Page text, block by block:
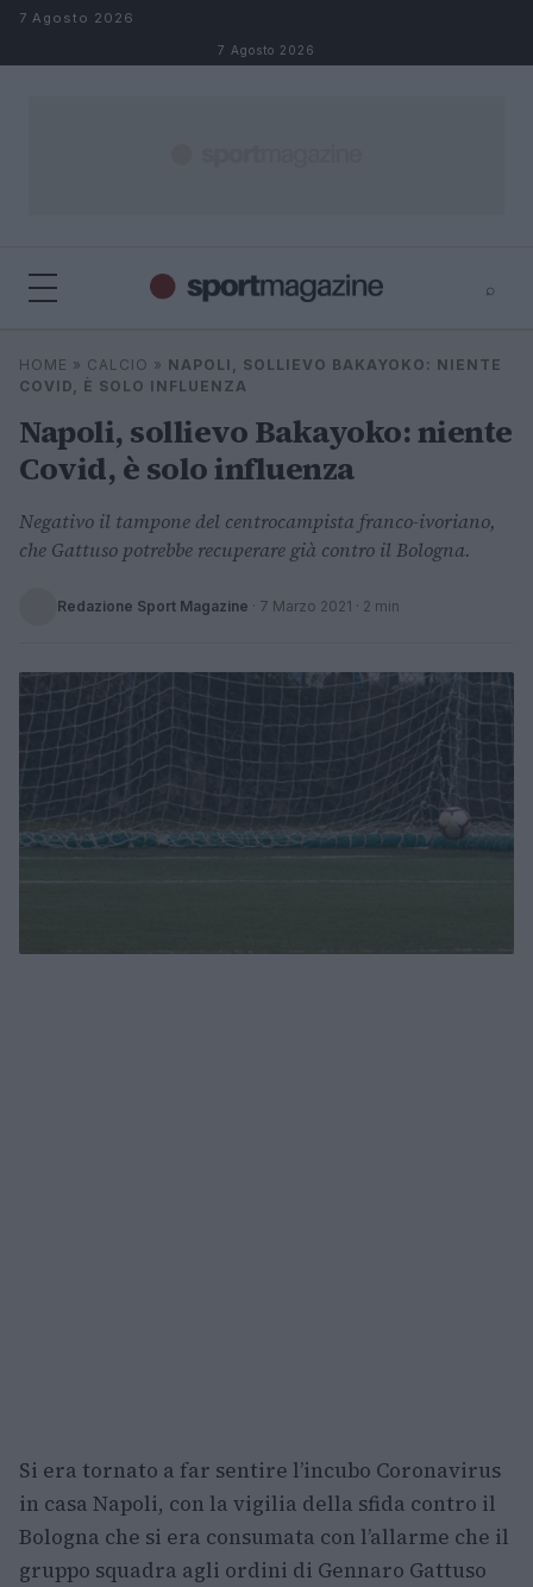
Salta al contenuto
7 Agosto 2026
7 Agosto 2026
⌕
Cerca
⌕ ×
HOME » CALCIO » NAPOLI, SOLLIEVO BAKAYOKO: NIENTE
COVID, È SOLO INFLUENZA
Napoli, sollievo Bakayoko: niente
Covid, è solo influenza
Negativo il tampone del centrocampista franco-ivoriano,
che Gattuso potrebbe recuperare già contro il Bologna.
Redazione Sport Magazine · 7 Marzo 2021 · 2 min
Si era tornato a far sentire l’incubo Coronavirus
in casa Napoli, con la vigilia della sfida contro il
Bologna che si era consumata con l’allarme che il
gruppo squadra agli ordini di Gennaro Gattuso